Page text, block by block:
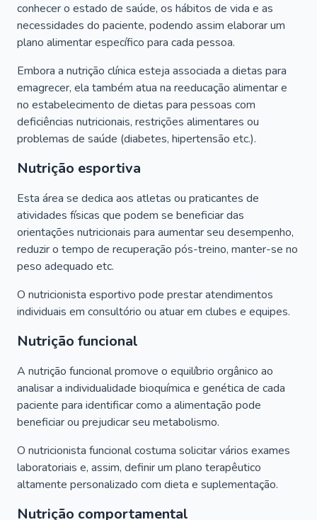
conhecer o estado de saúde, os hábitos de vida e as
necessidades do paciente, podendo assim elaborar um
plano alimentar específico para cada pessoa.
Embora a nutrição clínica esteja associada a dietas para
emagrecer, ela também atua na reeducação alimentar e
no estabelecimento de dietas para pessoas com
deficiências nutricionais, restrições alimentares ou
problemas de saúde (diabetes, hipertensão etc.).
Nutrição esportiva
Esta área se dedica aos atletas ou praticantes de
atividades físicas que podem se beneficiar das
orientações nutricionais para aumentar seu desempenho,
reduzir o tempo de recuperação pós-treino, manter-se no
peso adequado etc.
O nutricionista esportivo pode prestar atendimentos
individuais em consultório ou atuar em clubes e equipes.
Nutrição funcional
A nutrição funcional promove o equilíbrio orgânico ao
analisar a individualidade bioquímica e genética de cada
paciente para identificar como a alimentação pode
beneficiar ou prejudicar seu metabolismo.
O nutricionista funcional costuma solicitar vários exames
laboratoriais e, assim, definir um plano terapêutico
altamente personalizado com dieta e suplementação.
Nutrição comportamental